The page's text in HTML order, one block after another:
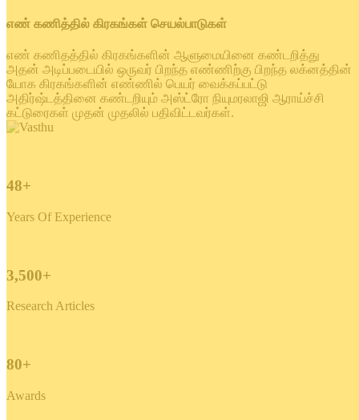
எண் கணித்தில் கிரகங்கள் செயல்பாடுகள்
எண் கணிதத்தில் கிரகங்களின் ஆளுமையினை கண்டறித்து
அதன் அடிப்படையில் ஒருவர் பிறந்த எண்ணிற்கு பிறந்த லக்னத்தின்
யோக கிரகங்களின் எண்ணில் பெயர் வைக்கப்பட்டு
அதிர்ஷ்டத்தினை கண்டறியும் அஸ்ட்ரோ நியுமரலாஜி ஆராய்ச்சி
கட்டுரைகள் முதன் முதலில் பதிவிட்டவர்கள்.
48+
Years Of Experience
3,500+
Research Articles
80+
Awards